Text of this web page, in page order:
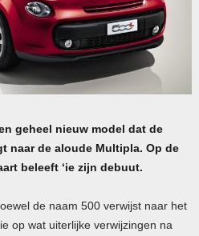
geheel nieuw model dat de
naar de aloude Multipla. Op de
beleeft ‘ie zijn debuut.
de naam 500 verwijst naar het
op wat uiterlijke verwijzingen na